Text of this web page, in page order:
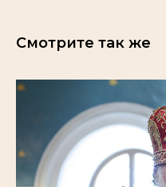
Смотрите так же